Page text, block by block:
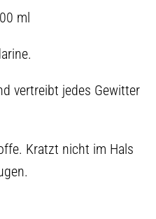
ml
vertreibt jedes Gewitter
Kratzt nicht im Hals